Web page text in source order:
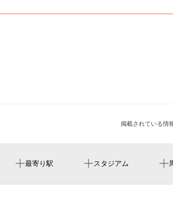
掲載されている情
最寄り駅 スタジアム
高見ノ里駅
周辺にスタジアムが見つかりませんでした。
大阪府松原市田井城
周辺に神社・お寺が見つかりませんでした。
松原創業塾2026